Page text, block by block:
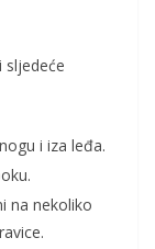
sljedeće
i iza leđa.
na nekoliko